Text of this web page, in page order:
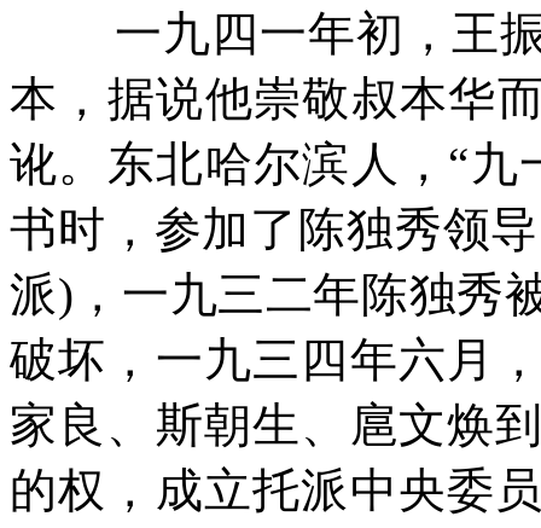
一九四一年初，王
本，据说他崇敬叔本华
讹。东北哈尔滨人，“
书时，参加了陈独秀领
派) ，一九三二年陈独秀
破坏，一九三四年六月
家良、斯朝生、扈文焕
的权，成立托派中央委